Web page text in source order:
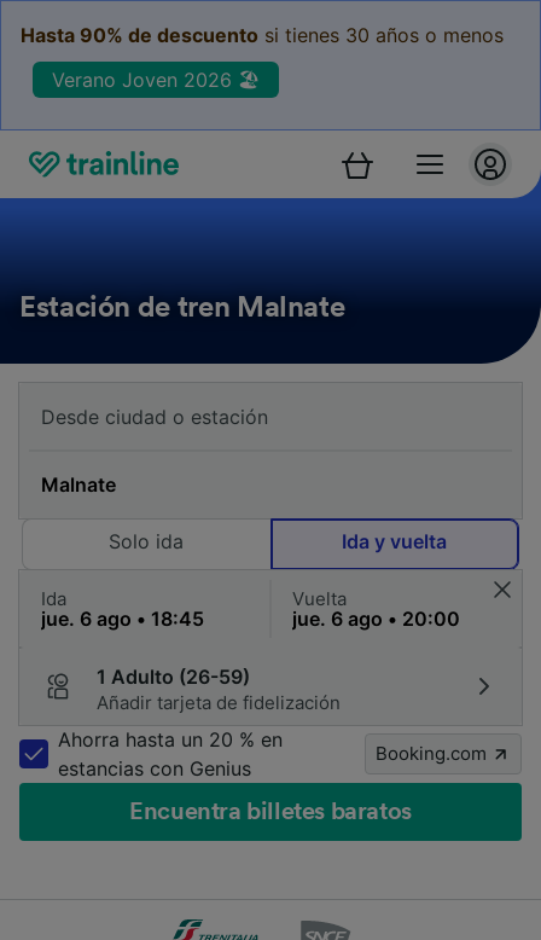
Hasta 90% de descuento si tienes 30 años o menos
Verano Joven 2026 🏖️
Estación de tren Malnate
Solo ida Ida y vuelta
Ida Vuelta
1 Adulto (26-59)
Añadir tarjeta de fidelización
Ahorra hasta un 20 % en
estancias con Genius
Booking.com
Encuentra billetes baratos